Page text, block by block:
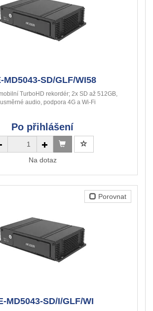
MD5043-SD/GLF/WI58
TurboHD rekordér; 2x SD až 512GB,
audio, podpora 4G a Wi-Fi
Po přihlášení
Na dotaz
Porovnat
MD5043-SD/I/GLF/WI